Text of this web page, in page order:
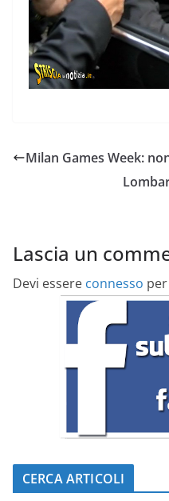
Milan Games Week:
Lascia un
Devi essere connesso
CERCA ARTICOLI